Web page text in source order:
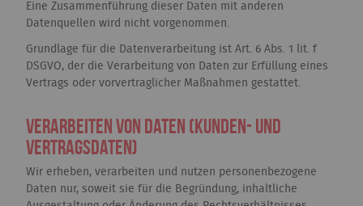
Eine Zusammenführung dieser Daten mit anderen
Datenquellen wird nicht vorgenommen.
Grundlage für die Datenverarbeitung ist Art. 6 Abs. 1 lit. f
DSGVO, der die Verarbeitung von Daten zur Erfüllung eines
Vertrags oder vorvertraglicher Maßnahmen gestattet.
Verarbeiten von Daten (Kunden- und
Vertragsdaten)
Wir erheben, verarbeiten und nutzen personenbezogene
Daten nur, soweit sie für die Begründung, inhaltliche